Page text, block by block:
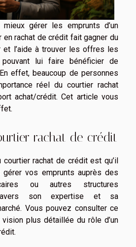
gérer les emprunts d’un
en rachat de crédit fait gagner du
et l’aide à trouver les offres les
pouvant lui faire bénéficier de
effet, beaucoup de personnes
réel du courtier rachat
achat/crédit. Cet article vous
rachat de crédit
rachat de crédit est qu’il
vos emprunts auprès des
ou autres structures
son expertise et sa
Vous pouvez consulter ce
plus détaillée du rôle d’un